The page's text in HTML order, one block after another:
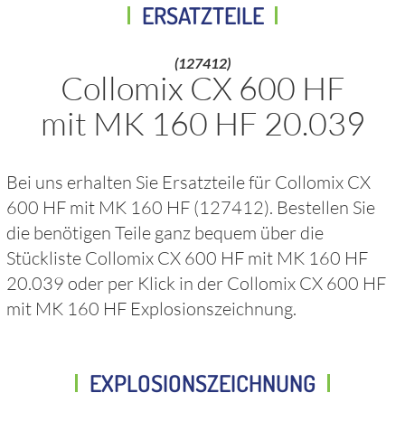
ERSATZTEILE
(127412)
Collomix CX 600 HF
mit MK 160 HF 20.039
Bei uns erhalten Sie Ersatzteile für Collomix CX
600 HF mit MK 160 HF (127412). Bestellen Sie
die benötigen Teile ganz bequem über die
Stückliste Collomix CX 600 HF mit MK 160 HF
20.039 oder per Klick in der Collomix CX 600 HF
mit MK 160 HF Explosionszeichnung.
EXPLOSIONSZEICHNUNG